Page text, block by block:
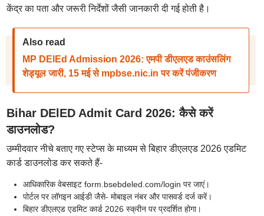
केंद्र का पता और जरूरी निर्देशों जैसी जानकारी दी गई होती है।
Also read
MP DElEd Admission 2026: एमपी डीएलएड काउंसलिंग
शेड्यूल जारी, 15 मई से mpbse.nic.in पर करें पंजीकरण
Bihar DElED Admit Card 2026: कैसे करें
डाउनलोड?
उम्मीदवार नीचे बताए गए स्टेप्स के माध्यम से बिहार डीएलएड 2026 एडमिट
कार्ड डाउनलोड कर सकते हैं-
आधिकारिक वेबसाइट form.bsebdeled.com/login पर जाएं।
पोर्टल पर लॉगइन आईडी जैसे- मोबाइल नंबर और पासवर्ड दर्ज करें।
बिहार डीएलएड एडमिट कार्ड 2026 स्क्रीन पर प्रदर्शित होगा।